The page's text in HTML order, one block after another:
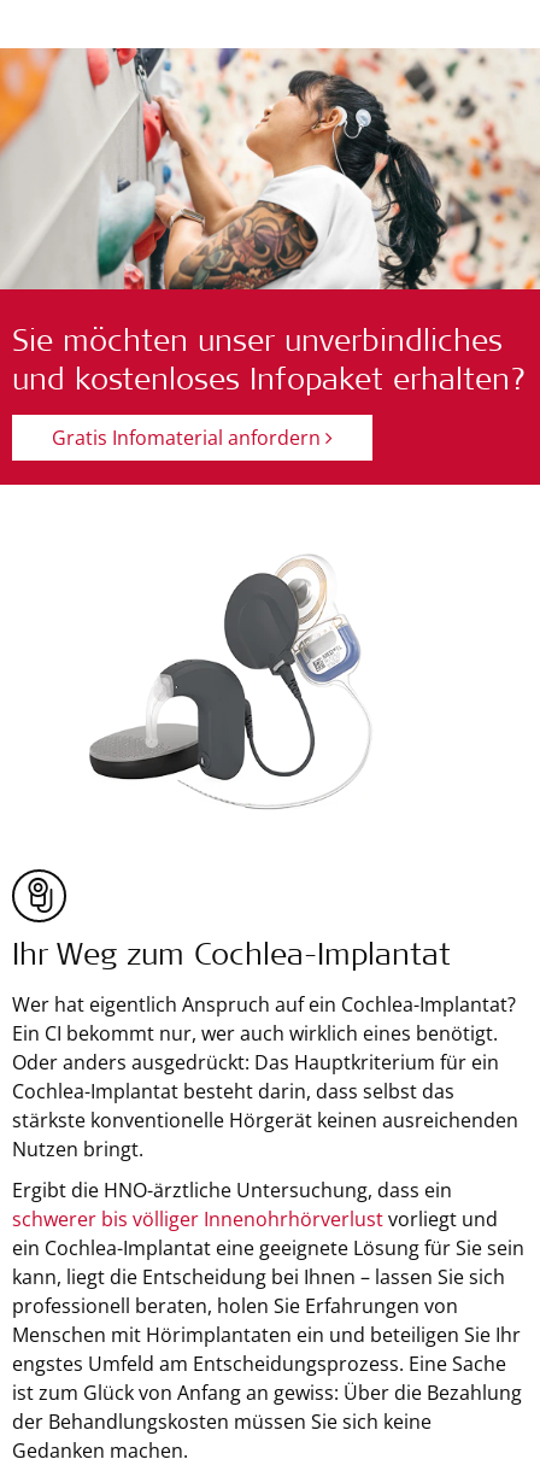
Sie möchten unser unverbindliches
und kostenloses Infopaket erhalten?
Gratis Infomaterial anfordern
Ihr Weg zum Cochlea-Implantat
Wer hat eigentlich Anspruch auf ein Cochlea-Implantat?
Ein CI bekommt nur, wer auch wirklich eines benötigt.
Oder anders ausgedrückt: Das Hauptkriterium für ein
Cochlea-Implantat besteht darin, dass selbst das
stärkste konventionelle Hörgerät keinen ausreichenden
Nutzen bringt.
Ergibt die HNO-ärztliche Untersuchung, dass ein
schwerer bis völliger Innenohrhörverlustvorliegt und
ein Cochlea-Implantat eine geeignete Lösung für Sie sein
kann, liegt die Entscheidung bei Ihnen – lassen Sie sich
professionell beraten, holen Sie Erfahrungen von
Menschen mit Hörimplantaten ein und beteiligen Sie Ihr
engstes Umfeld am Entscheidungsprozess. Eine Sache
ist zum Glück von Anfang an gewiss: Über die Bezahlung
der Behandlungskosten müssen Sie sich keine
Gedanken machen.